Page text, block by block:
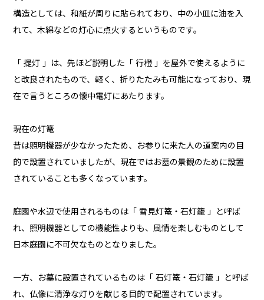
構造としては、和紙が周りに貼られており、中の小皿に油を入
れて、木綿などの灯心に点火するというものです。
「 提灯 」は、先ほど説明した「 行橙 」を屋外で使えるように
と改良されたもので、軽く、折りたたみも可能になっており、現
在で言うところの懐中電灯にあたります。
現在の灯篭
昔は照明機器が少なかったため、お参りに来た人の道案内の目
的で設置されていましたが、現在ではお墓の景観のために設置
されていることも多くなっています。
庭園や水辺で使用されるものは「 雪見灯篭・石灯籠 」と呼ば
れ、照明機器としての機能性よりも、風情を楽しむものとして
日本庭園に不可欠なものとなりました。
一方、お墓に設置されているものは「 石灯篭・石灯籠 」と呼ば
れ、仏像に清浄な灯りを献じる目的で配置されています。